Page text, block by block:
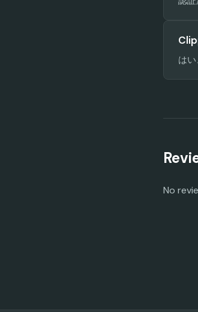
は
No